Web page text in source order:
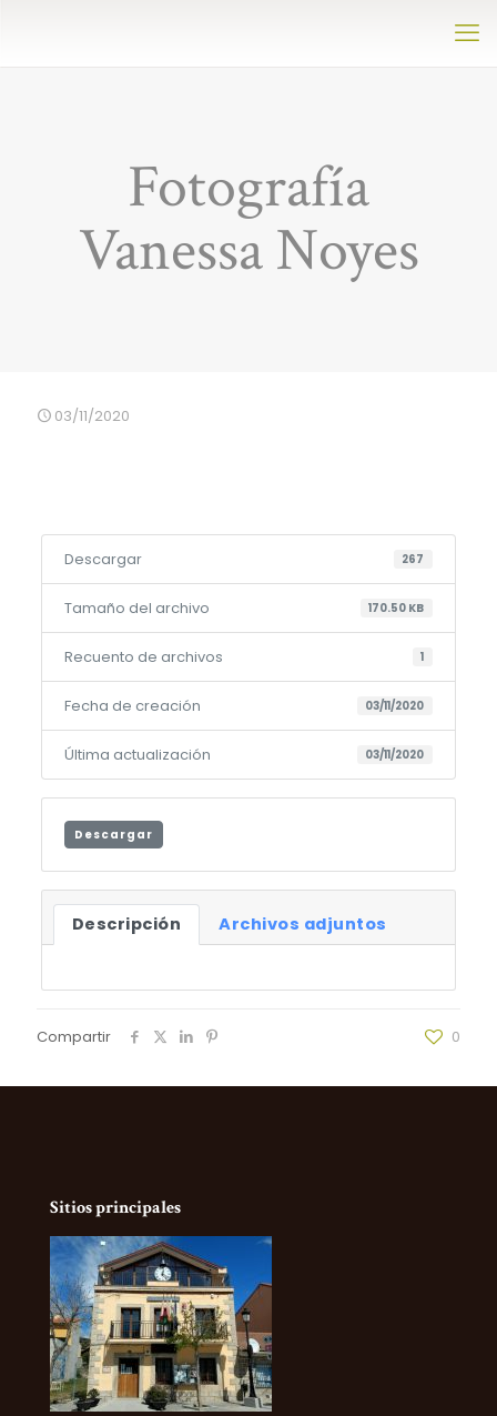
Fotografía
Vanessa Noyes
03/11/2020
Descargar 267
Tamaño del archivo 170.50 KB
Recuento de archivos 1
Fecha de creación 03/11/2020
Última actualización 03/11/2020
Descargar
Descripción Archivos adjuntos
Compartir 0
Sitios principales